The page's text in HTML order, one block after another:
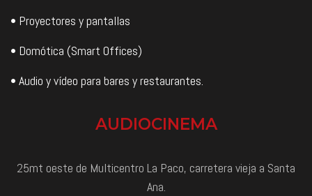
• Proyectores y pantallas
• Domótica (Smart Offices)
• Audio y vídeo para bares y restaurantes.
AUDIOCINEMA
25mt oeste de Multicentro La Paco, carretera vieja a Santa
Ana.